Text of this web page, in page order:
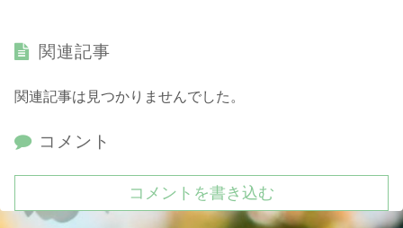
関連記事
関連記事は見つかりませんでした。
コメント
コメントを書き込む